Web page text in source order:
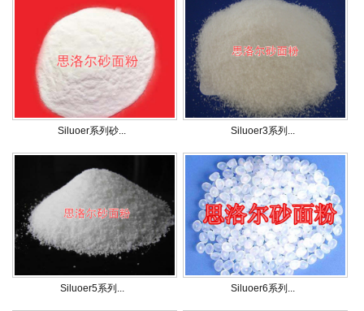
Siluoer系列砂... Siluoer3系列...
Siluoer5系列... Siluoer6系列...